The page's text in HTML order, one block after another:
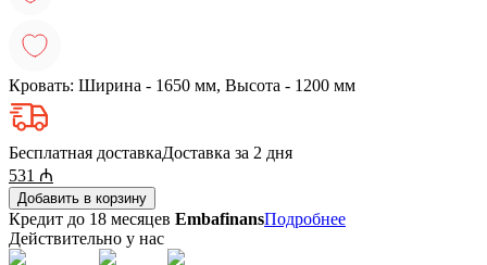
Кровать: Ширина - 1650 мм, Высота - 1200 мм
Бесплатная доставкаДоставка за 2 дня
531 ₼
Добавить в корзину
Кредит до 18 месяцев EmbafinansПодробнее
Действительно у нас